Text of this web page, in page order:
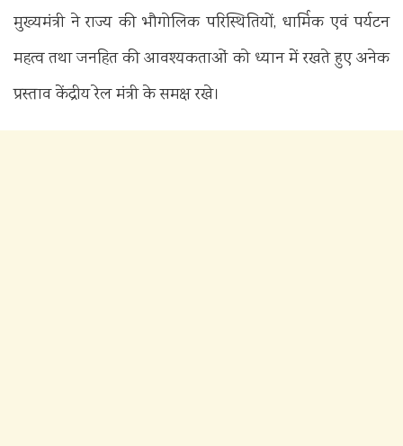
मुख्यमंत्री ने राज्य की भौगोलिक परिस्थितियों, धार्मिक एवं पर्यटन
महत्व तथा जनहित की आवश्यकताओं को ध्यान में रखते हुए अनेक
प्रस्ताव केंद्रीय रेल मंत्री के समक्ष रखे।